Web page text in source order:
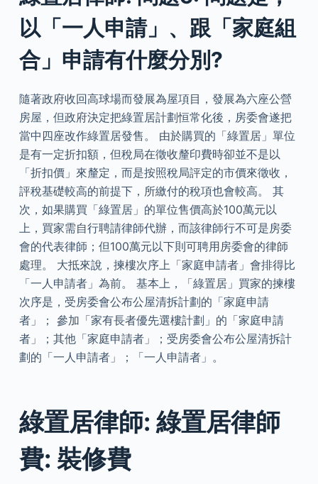
以「一人申請」、跟「家庭組
合」申請有什麼分別?
隨著政府收回高球場而發展為屋項目，發展為六座公營
房屋，但政府決定把綠置居計劃恒常化後，房委會遂把
當中四座改作綠置居發售。 由於購買的「綠置居」單位
是有一定折扣額，但稅局在徵收釐印費時卻並不是以
「折扣價」來釐定，而是按照稅局評定的市價來徵收，
評稅基礎較高的前提下，所繳付的稅項也會較高。 其
次，如果購買「綠置居」的單位售價高於100萬元以
上，買家需自行聘請律師代辦，而該律師行不可是房委
會的代表律師；但100萬元以下則可聘用房委會的律師
處理。 大抵來說，揀樓次序上「家庭申請者」會排得比
「一人申請者」為前。 基本上，「綠置居」買家的揀樓
次序是，受房委會公布公屋清拆計劃的「家庭申請
者」； 參加「家有長者優先選樓計劃」的「家庭申請
者」；其他「家庭申請者」；受房委會公布公屋清拆計
劃的「一人申請者」；「一人申請者」。
綠置居律師: 綠置居律師
費: 裝修費